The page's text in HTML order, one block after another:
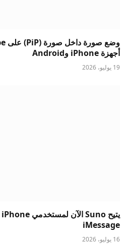
أجهزة iPhone وAndroid
19 يوليو، 2026
iMessage
16 يوليو، 2026